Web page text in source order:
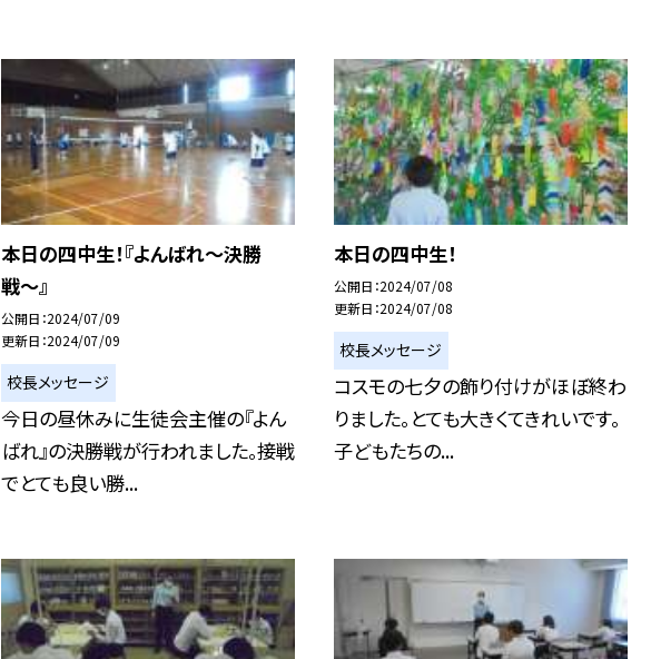
本日の四中生！『よんばれ〜決勝
戦〜』
公開日 2024/07/09
更新日 2024/07/09
校長メッセージ
今日の昼休みに生徒会主催の『よん
ばれ』の決勝戦が行われました。接戦
でとても良い勝...
本日の四中生！
公開日 2024/07/08
更新日 2024/07/08
校長メッセージ
コスモの七夕の飾り付けがほぼ終わ
りました。とても大きくてきれいです。
子どもたちの...